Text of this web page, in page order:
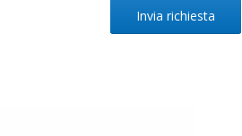
Invia richiesta